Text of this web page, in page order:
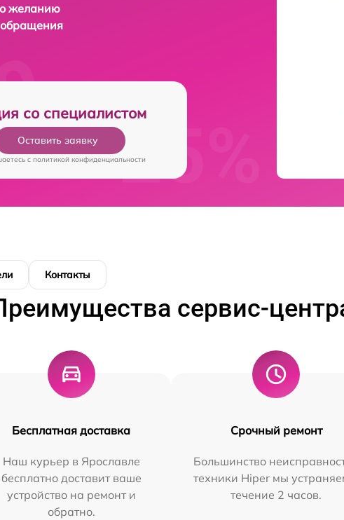
желанию
со специалистом
Оставить заявку
c политикой конфиденциальности
Контакты
сервис-
Бесплатная доставка
Наш курьер в Ярославле
бесплатно доставит ваше
устройство на ремонт и
обратно.
Срочный ремонт
Большинство
техники Hiper мы
течение 2 часов.